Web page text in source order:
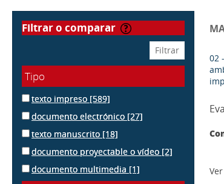
filtrar o comparar
Tipo
texto impreso [589]
documento electrónico [27]
texto manuscrito [18]
documento proyectable o vídeo [2]
documento multimedia [1]
02